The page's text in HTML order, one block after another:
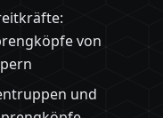
von
und